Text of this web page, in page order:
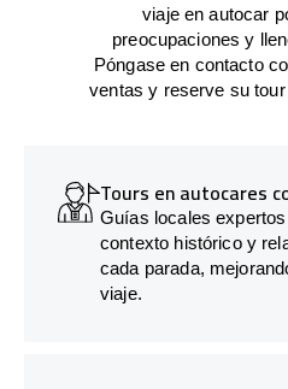
viaje en autocar
preocupaciones y
Póngase en contacto
ventas y reserve su
Tours en autocares
Guías locales
contexto histórico y
cada parada,
viaje.